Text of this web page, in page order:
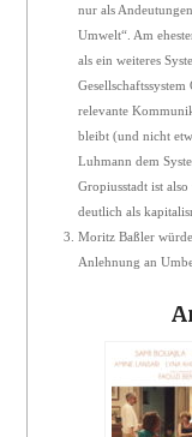
nur als
Umwelt“. Am
als ein weiteres
relevante
bleibt (und nicht
Luhmann dem
Gropiusstadt ist also
deutlich als
Moritz Baßler
Anlehnung an